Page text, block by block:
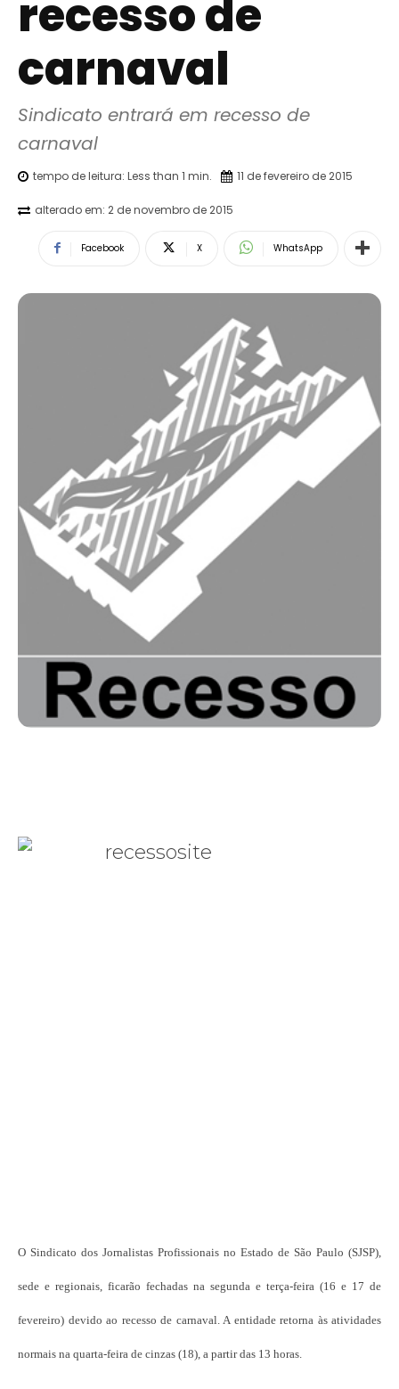
recesso de
carnaval
Sindicato entrará em recesso de
carnaval
tempo de leitura: Less than 1 min. 11 de fevereiro de 2015
alterado em: 2 de novembro de 2015
Facebook X WhatsApp
O Sindicato dos Jornalistas Profissionais no Estado de São Paulo (SJSP),
sede e regionais, ficarão fechadas na segunda e terça-feira (16 e 17 de
fevereiro) devido ao recesso de carnaval. A entidade retorna às atividades
normais na quarta-feira de cinzas (18), a partir das 13 horas.